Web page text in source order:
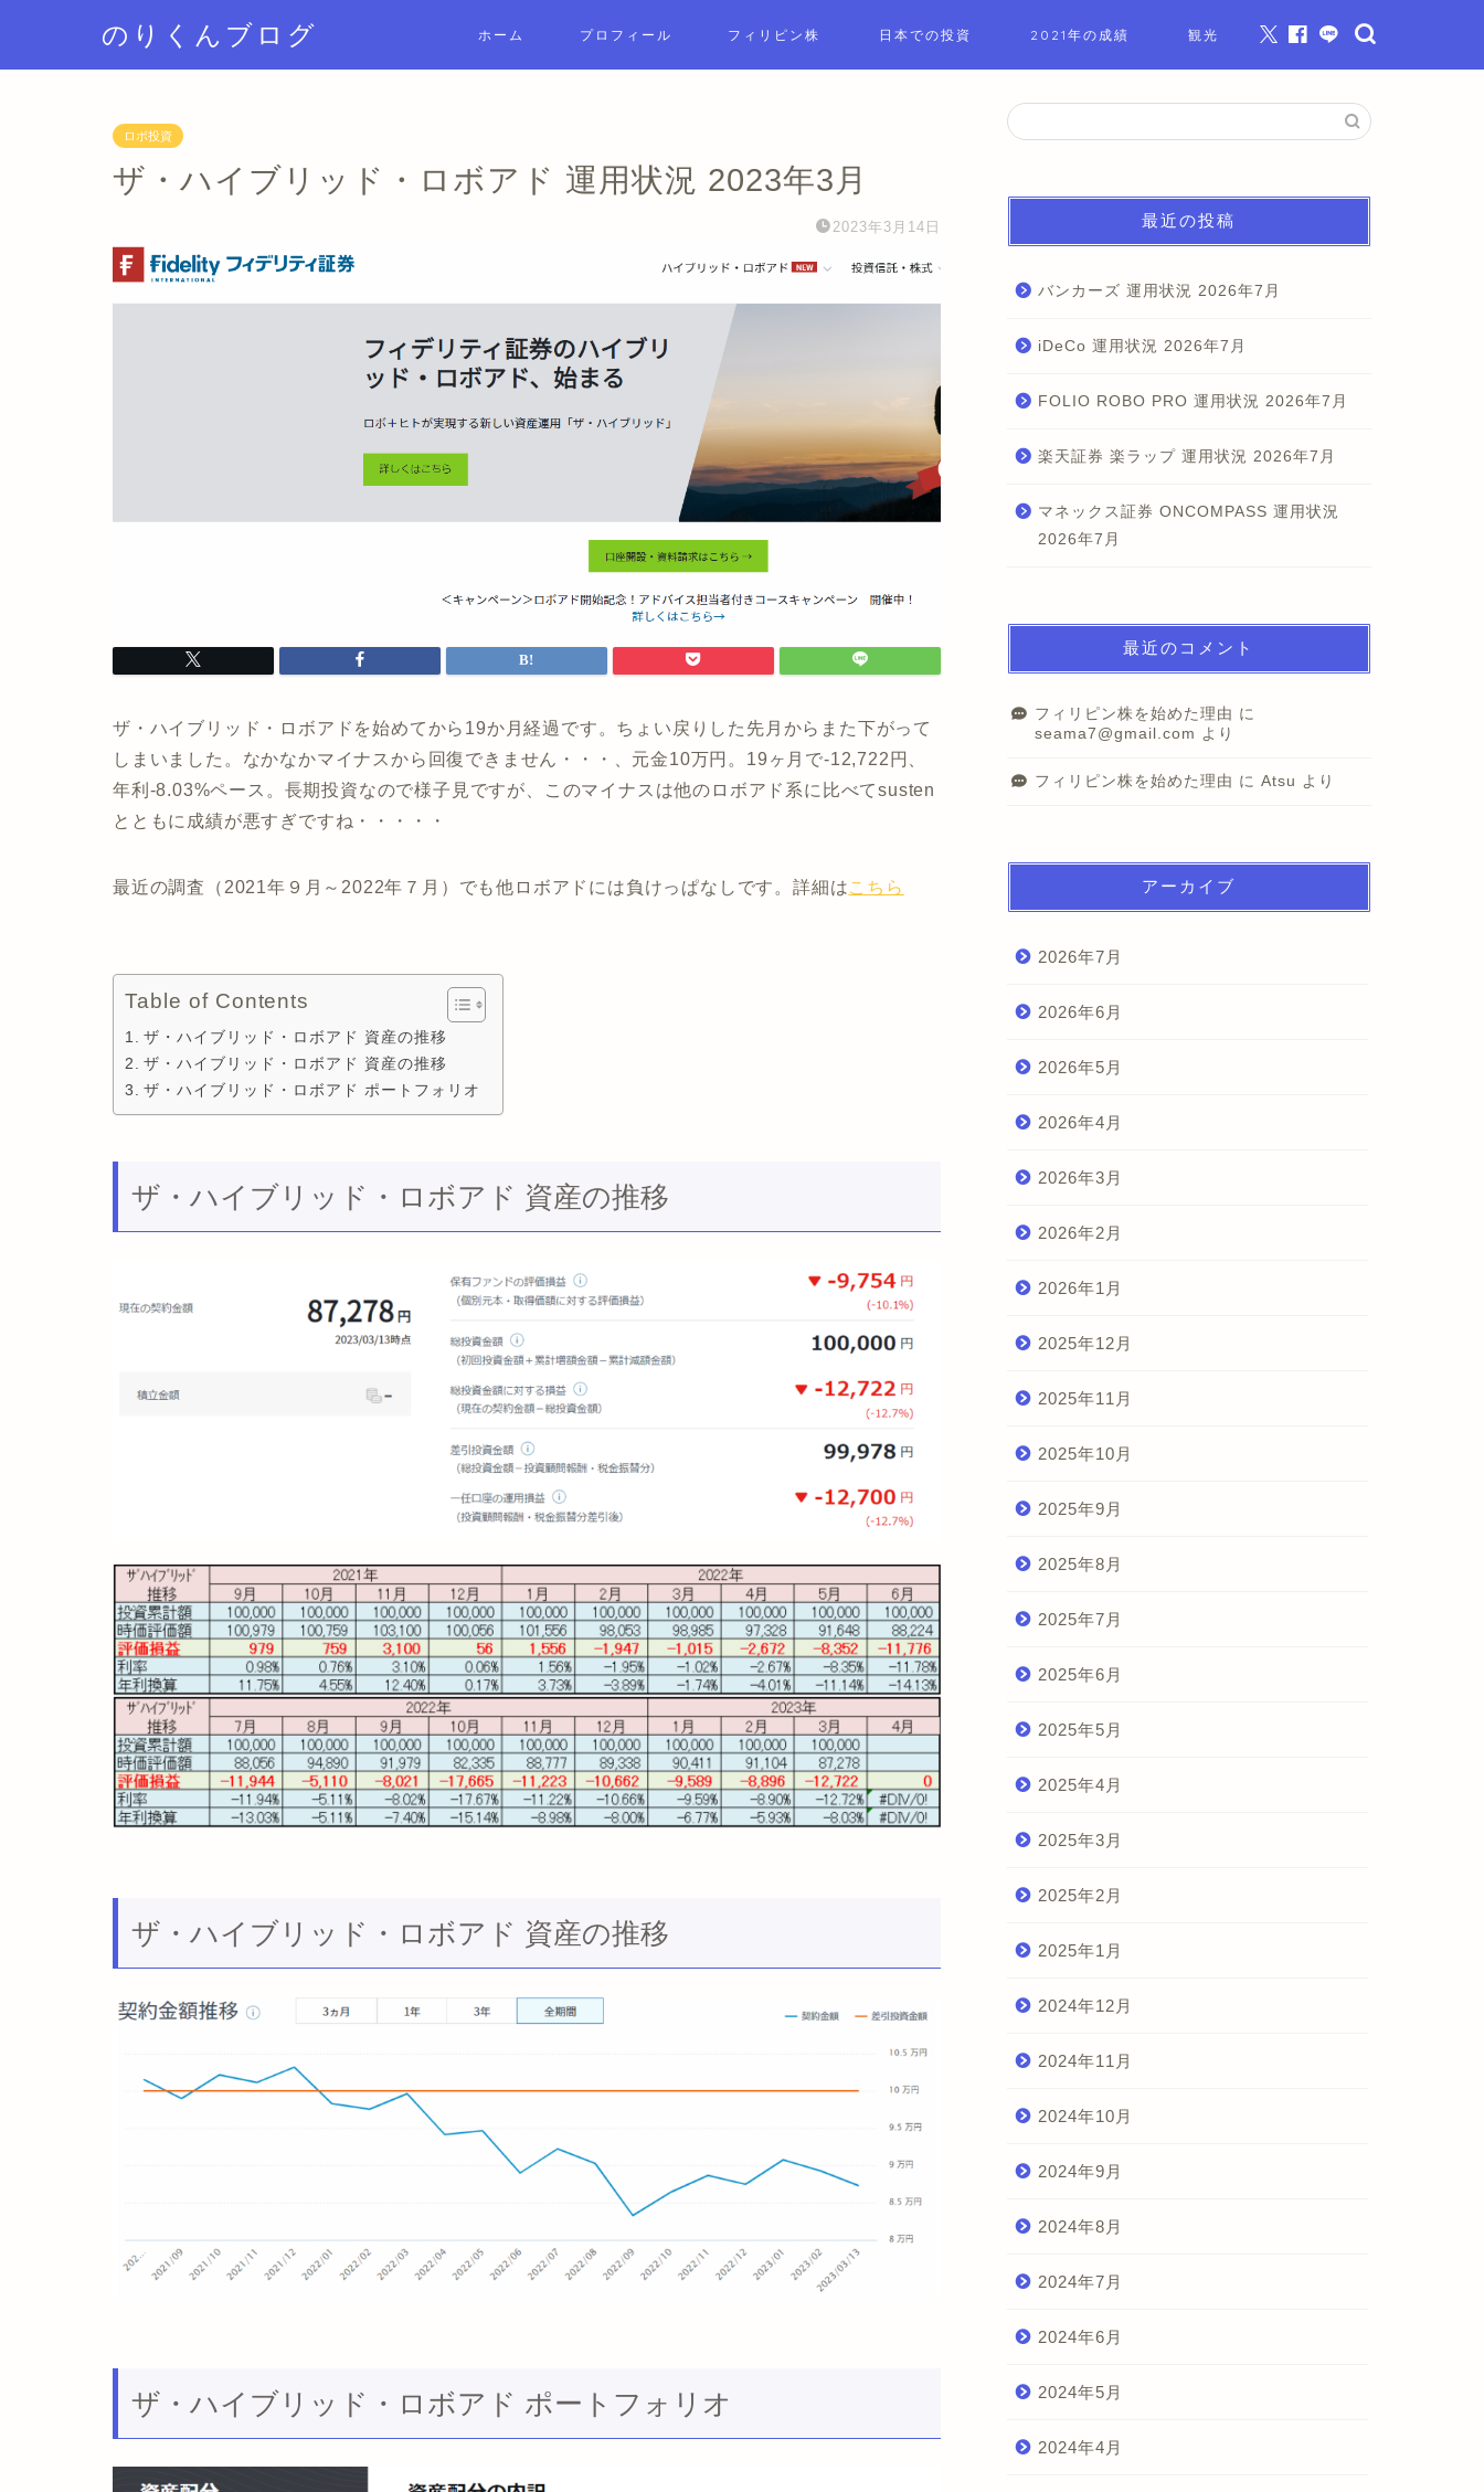
のりくんブログ ホーム プロフィール フィリピン株 日本での投資 2021年の成績 観光
ロボ投資
ザ・ハイブリッド・ロボアド 運用状況 2023年3月
2023年3月14日
ザ・ハイブリッド・ロボアドを始めてから19か月経過です。ちょい戻りした先月からまた下がって
しまいました。なかなかマイナスから回復できません・・・、元金10万円。19ヶ月で-12,722円、
年利-8.03%ペース。長期投資なので様子見ですが、このマイナスは他のロボアド系に比べてsusten
とともに成績が悪すぎですね・・・・・
最近の調査（2021年９月～2022年７月）でも他ロボアドには負けっぱなしです。詳細はこちら
Table of Contents
ザ・ハイブリッド・ロボアド 資産の推移
ザ・ハイブリッド・ロボアド 資産の推移
ザ・ハイブリッド・ロボアド ポートフォリオ
ザ・ハイブリッド・ロボアド 資産の推移
ザ・ハイブリッド・ロボアド 資産の推移
ザ・ハイブリッド・ロボアド ポートフォリオ
最近の投稿
バンカーズ 運用状況 2026年7月
iDeCo 運用状況 2026年7月
FOLIO ROBO PRO 運用状況 2026年7月
楽天証券 楽ラップ 運用状況 2026年7月
マネックス証券 ONCOMPASS 運用状況
2026年7月
最近のコメント
フィリピン株を始めた理由 に
seama7@gmail.com より
フィリピン株を始めた理由 に Atsu より
アーカイブ
2026年7月
2026年6月
2026年5月
2026年4月
2026年3月
2026年2月
2026年1月
2025年12月
2025年11月
2025年10月
2025年9月
2025年8月
2025年7月
2025年6月
2025年5月
2025年4月
2025年3月
2025年2月
2025年1月
2024年12月
2024年11月
2024年10月
2024年9月
2024年8月
2024年7月
2024年6月
2024年5月
2024年4月